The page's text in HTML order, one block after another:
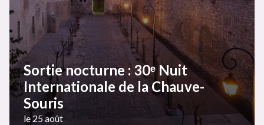
Sortie nocturne : 30ᵉ Nuit
Internationale de la Chauve-
Souris
le 25 août